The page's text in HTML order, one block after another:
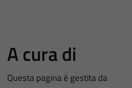
A cura di
Questa pagina è gestita da